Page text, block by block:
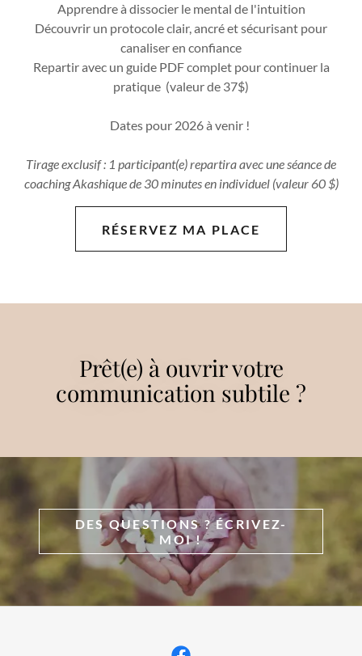
Apprendre à dissocier le mental de l'intuition
Découvrir un protocole clair, ancré et sécurisant pour
canaliser en confiance
Repartir avec un guide PDF complet pour continuer la
pratique (valeur de 37$)
Dates pour 2026 à venir !
Tirage exclusif : 1 participant(e) repartira avec une séance de
coaching Akashique de 30 minutes en individuel (valeur 60 $)
RÉSERVEZ MA PLACE
Prêt(e) à ouvrir votre
communication subtile ?
DES QUESTIONS ? ÉCRIVEZ-
MOI !